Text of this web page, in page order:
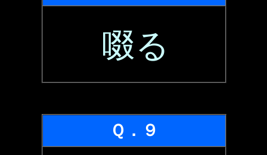
啜る
Ｑ．９